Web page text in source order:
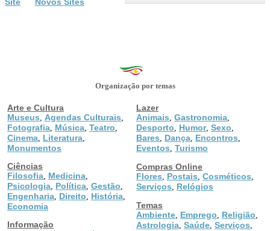
Organização por temas
Arte e Cultura
Museus
Agendas Culturais
Fotografia Música Teatro
Cinema Literatura
Monumentos
Ciências
Filosofia Medicina
Psicologia Política Gestão
Engenharia Direito História
Economia
Informação
Lazer
Animais Gastronomia
Desporto Humor, Sexo
Bares Dança Encontros
Eventos Turismo
Compras Online
Flores
Postais Cosméticos
Serviços
Relógios
Temas
Ambiente Emprego Religião
Astrologia Saúde Serviços